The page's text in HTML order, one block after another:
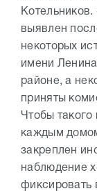
Котельников.
выявлен
некоторых
имени
районе, а
приняты
Чтобы
каждым
закреплен
наблюдение
фиксировать